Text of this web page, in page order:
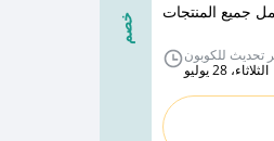
خصم جميع المنتجات
تحديث للكوبون
الثلاثاء، 28 يوليو